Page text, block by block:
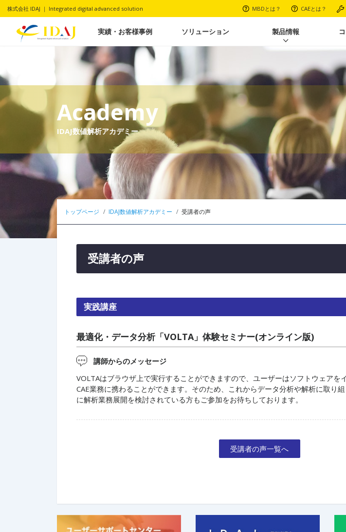
株式会社 IDAJ ｜ Integrated digital advanced solution MBDとは？ CAEとは？
実績・お客様事例 ソリューション 製品情報
Academy
IDAJ数値解析アカデミー
トップページ IDAJ数値解析アカデミー 受講者の声
受講者の声
実践講座
最適化・データ分析「VOLTA」体験セミナー(オンライン版)
講師からのメッセージ
VOLTAはブラウザ上で実行することができますので、ユーザーはソフトウェアを
CAE業務に携わることができます。そのため、これからデータ分析や解析に取り
に解析業務展開を検討されている方もご参加をお待ちしております。
受講者の声一覧へ